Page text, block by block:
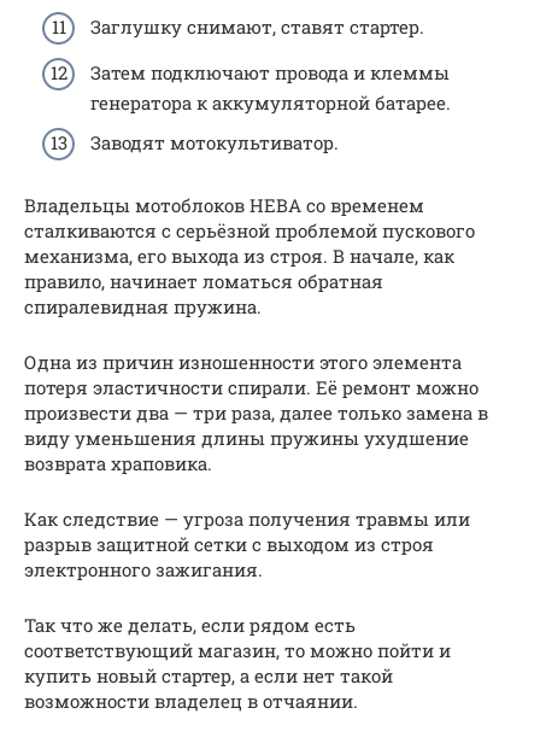
Заглушку снимают, ставят стартер.
Затем подключают провода и клеммы
генератора к аккумуляторной батарее.
Заводят мотокультиватор.
Владельцы мотоблоков НЕВА со временем
сталкиваются с серьёзной проблемой пускового
механизма, его выхода из строя. В начале, как
правило, начинает ломаться обратная
спиралевидная пружина.
Одна из причин изношенности этого элемента
потеря эластичности спирали. Её ремонт можно
произвести два — три раза, далее только замена в
виду уменьшения длины пружины ухудшение
возврата храповика.
Как следствие — угроза получения травмы или
разрыв защитной сетки с выходом из строя
электронного зажигания.
Так что же делать, если рядом есть
соответствующий магазин, то можно пойти и
купить новый стартер, а если нет такой
возможности владелец в отчаянии.